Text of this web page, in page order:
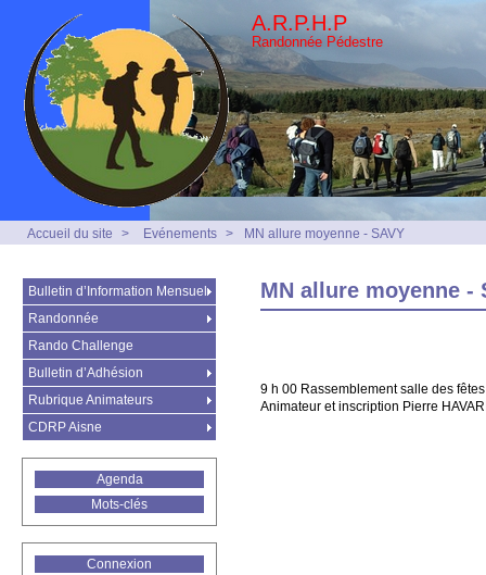
A.R.P.H.P
Randonnée Pédestre
Accueil du site > Evénements > MN allure moyenne - SAVY
MN allure moyenne -
9 h 00 Rassemblement salle des
Animateur et inscription Pierre
Bulletin d’Information Mensuel
Randonnée
Rando Challenge
Bulletin d’Adhésion
Rubrique Animateurs
CDRP Aisne
Agenda
Mots-clés
Connexion